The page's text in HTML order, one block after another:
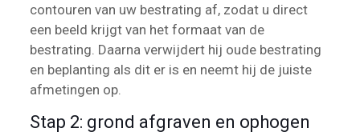
contouren van uw bestrating af, zodat u direct
een beeld krijgt van het formaat van de
bestrating. Daarna verwijdert hij oude bestrating
en beplanting als dit er is en neemt hij de juiste
afmetingen op.
Stap 2: grond afgraven en ophogen